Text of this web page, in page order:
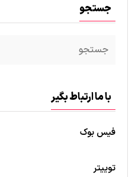
جستجو
با ما ارتباط بگیر
فیس بوک
توییتر